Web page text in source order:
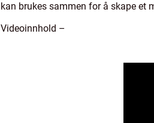
kan brukes sammen for å skape et
Videoinnhold –